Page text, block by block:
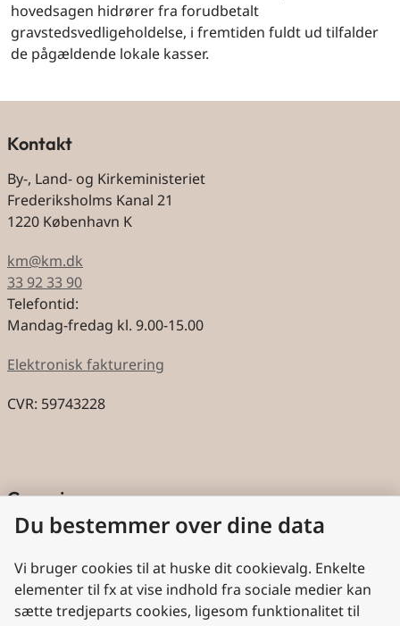
hovedsagen hidrører fra forudbetalt
gravstedsvedligeholdelse, i fremtiden fuldt ud tilfalder
de pågældende lokale kasser.
Kontakt
By-, Land- og Kirkeministeriet
Frederiksholms Kanal 21
1220 København K
km@km.dk
33 92 33 90
Telefontid:
Mandag-fredag kl. 9.00-15.00
Elektronisk fakturering
CVR: 59743228
Genveje
Cookies
Aktindsigt
Persondatabeskyttelse
Du bestemmer over dine data
Vi bruger cookies til at huske dit cookievalg. Enkelte
elementer til fx at vise indhold fra sociale medier kan
sætte tredjeparts cookies, ligesom funktionalitet til